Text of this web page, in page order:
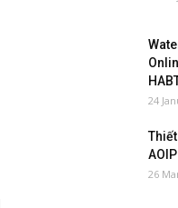
24
26